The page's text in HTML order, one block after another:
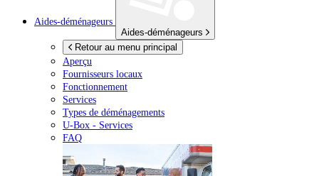
Aides-déménageurs
Aides-déménageurs
Retour au menu principal
Aperçu
Fournisseurs locaux
Fonctionnement
Services
Types de déménagements
U-Box - Services
FAQ